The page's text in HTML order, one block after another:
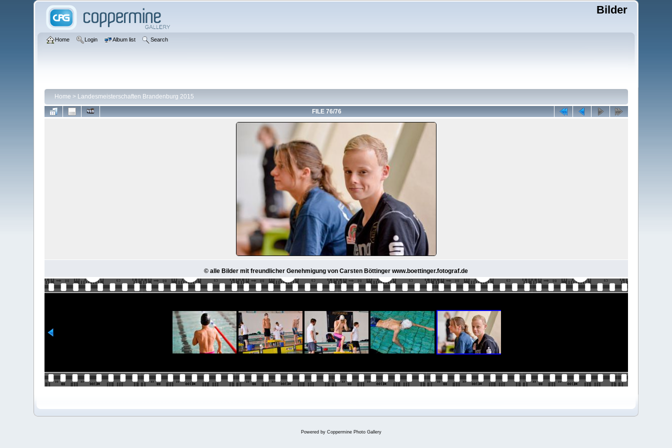
Bilder
Home Login Album list Search
Home > Landesmeisterschaften Brandenburg 2015
FILE 76/76
© alle Bilder mit freundlicher Genehmigung von Carsten Böttinger www.boettinger.fotograf.de
Powered by Coppermine Photo Gallery